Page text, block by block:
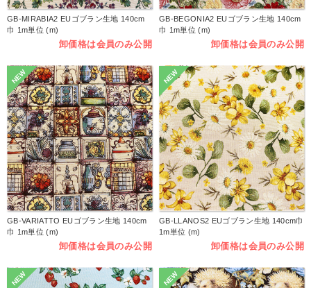
GB-MIRABIA2 EUゴブラン生地 140cm
巾 1m単位 (m)
卸価格は会員のみ公開
GB-BEGONIA2 EUゴブラン生地 140cm
巾 1m単位 (m)
卸価格は会員のみ公開
NEW
GB-VARIATTO EUゴブラン生地 140cm
巾 1m単位 (m)
卸価格は会員のみ公開
NEW
GB-LLANOS2 EUゴブラン生地 140cm巾
1m単位 (m)
卸価格は会員のみ公開
NEW NEW